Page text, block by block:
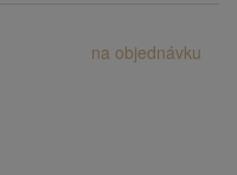
na objednávku